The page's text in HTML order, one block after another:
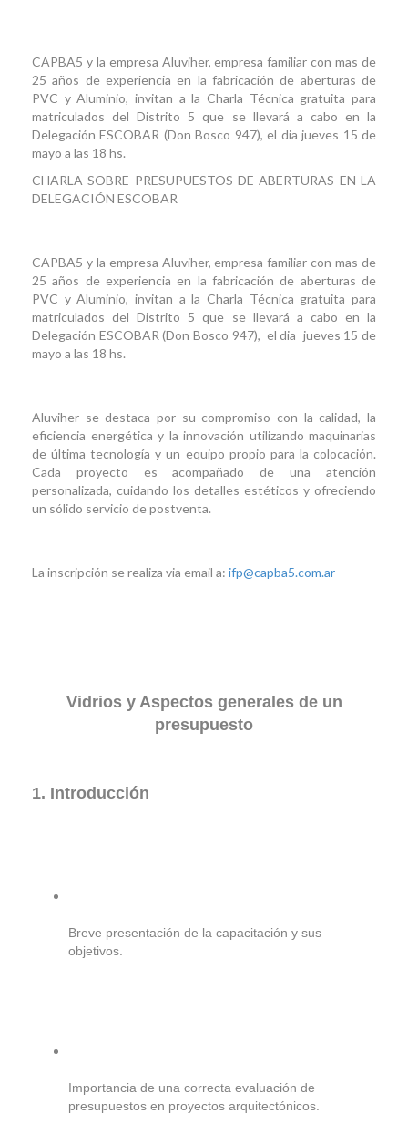
CAPBA5 y la empresa Aluviher, empresa familiar con mas de
25 años de experiencia en la fabricación de aberturas de
PVC y Aluminio, invitan a la Charla Técnica gratuita para
matriculados del Distrito 5 que se llevará a cabo en la
Delegación ESCOBAR (Don Bosco 947), el dia jueves 15 de
mayo a las 18 hs.
CHARLA SOBRE PRESUPUESTOS DE ABERTURAS EN LA
DELEGACIÓN ESCOBAR
CAPBA5 y la empresa Aluviher, empresa familiar con mas de
25 años de experiencia en la fabricación de aberturas de
PVC y Aluminio, invitan a la Charla Técnica gratuita para
matriculados del Distrito 5 que se llevará a cabo en la
Delegación ESCOBAR (Don Bosco 947), el dia jueves 15 de
mayo a las 18 hs.
Aluviher se destaca por su compromiso con la calidad, la
eficiencia energética y la innovación utilizando maquinarias
de última tecnología y un equipo propio para la colocación.
Cada proyecto es acompañado de una atención
personalizada, cuidando los detalles estéticos y ofreciendo
un sólido servicio de postventa.
La inscripción se realiza via email a: ifp@capba5.com.ar
Vidrios y Aspectos generales de un
presupuesto
1. Introducción
Breve presentación de la capacitación y sus
objetivos.
Importancia de una correcta evaluación de
presupuestos en proyectos arquitectónicos.